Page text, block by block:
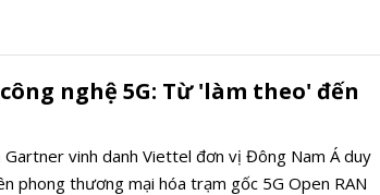
hai hệ sinh thái song song.
nghệ 5G: Từ 'làm theo' đến
Gartner vinh danh Viettel đơn vị Đông Nam Á duy
phong thương mại hóa trạm gốc 5G Open RAN